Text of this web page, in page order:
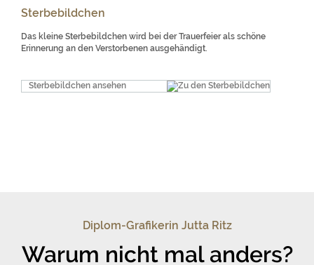
Sterbebildchen
Das kleine Sterbebildchen wird bei der Trauerfeier als schöne
Erinnerung an den Verstorbenen ausgehändigt.
Sterbebildchen ansehen
Diplom-Grafikerin Jutta Ritz
Warum nicht mal anders?